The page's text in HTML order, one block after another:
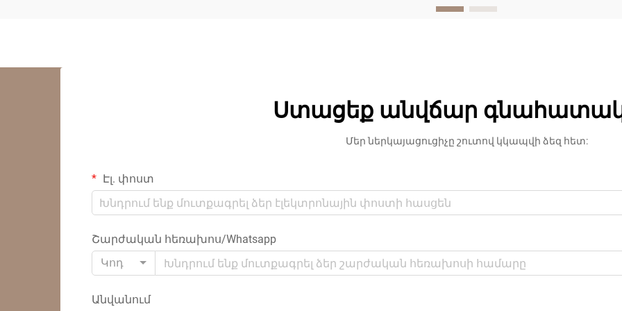
արտադրության և ներքին
փայտի կտորներից,
սղոցարանների մնացորդներից...
Ստացեք անվճար
Մեր ներկայացուցիչը շուտով կկապվի ձեզ հետ:
Էլ. փոստ
Շարժական հեռախոս/Whatsapp
Կոդ
Անվանում